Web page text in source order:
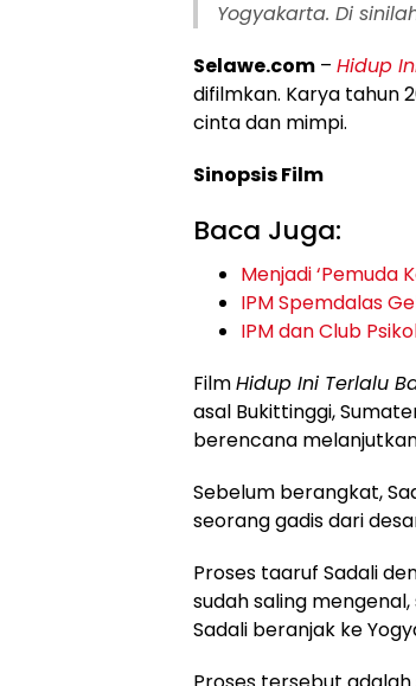
Yogyakarta. Di
Selawe.com – Hidup
difilmkan. Karya tahun
cinta dan mimpi.
Sinopsis Film
Baca Juga:
Menjadi ‘Pemuda
IPM Spemdalas
IPM dan Club
FilmHidup Ini Terlalu
asal Bukittinggi,
berencana
Sebelum berangkat,
seorang gadis dari
Proses taaruf Sadali
sudah saling
Sadali beranjak ke